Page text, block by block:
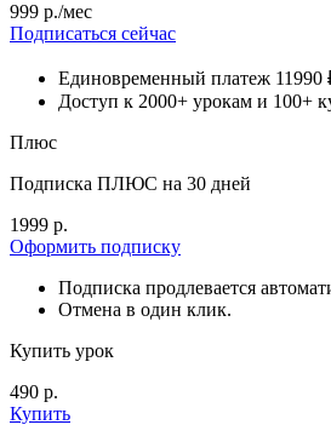
999 р./мес
Подписаться сейчас
Единовременный платеж 11990
Доступ к 2000+ урокам и 100+
Плюс
Подписка ПЛЮС на 30 дней
1999 р.
Оформить подписку
Подписка продлевается
Отмена в один клик.
Купить урок
490 р.
Купить